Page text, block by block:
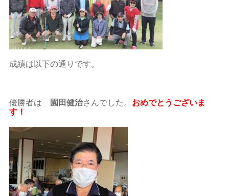
成績は以下の通りです。
優勝者は 園田健治さんでした。 おめでとうございま
す！